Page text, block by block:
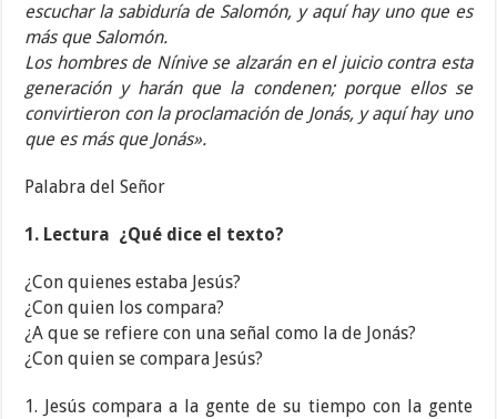
escuchar la sabiduría de Salomón, y aquí hay uno que es
más que Salomón.
Los hombres de Nínive se alzarán en el juicio contra esta
generación y harán que la condenen; porque ellos se
convirtieron con la proclamación de Jonás, y aquí hay uno
que es más que Jonás».
Palabra del Señor
1. Lectura ¿Qué dice el texto?
¿Con quienes estaba Jesús?
¿Con quien los compara?
¿A que se refiere con una señal como la de Jonás?
¿Con quien se compara Jesús?
1. Jesús compara a la gente de su tiempo con la gente